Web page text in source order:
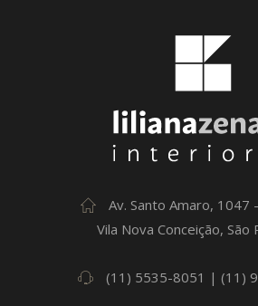
Av. Santo Amaro, 1047
Vila Nova Conceição, São
(11) 5535-8051 | (11)